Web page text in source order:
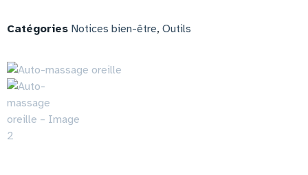
Catégories Notices bien-être, Outils